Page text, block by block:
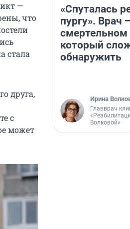
—
что
стала
друга,
с
может
«Спуталась
пургу». Врач
смертельном
который
обнаружить
Ирина
Главврач
Волковой»